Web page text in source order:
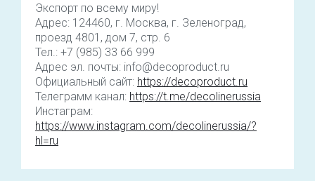
Экспорт по всему миру!
Адрес: 124460, г. Москва, г. Зеленоград,
проезд 4801, дом 7, стр. 6
Тел.: +7 (985) 33 66 999
Адрес эл. почты: info@decoproduct.ru
Официальный сайт: https://decoproduct.ru
Телеграмм канал: https://t.me/decolinerussia
Инстаграм:
https://www.instagram.com/decolinerussia/?
hl=ru